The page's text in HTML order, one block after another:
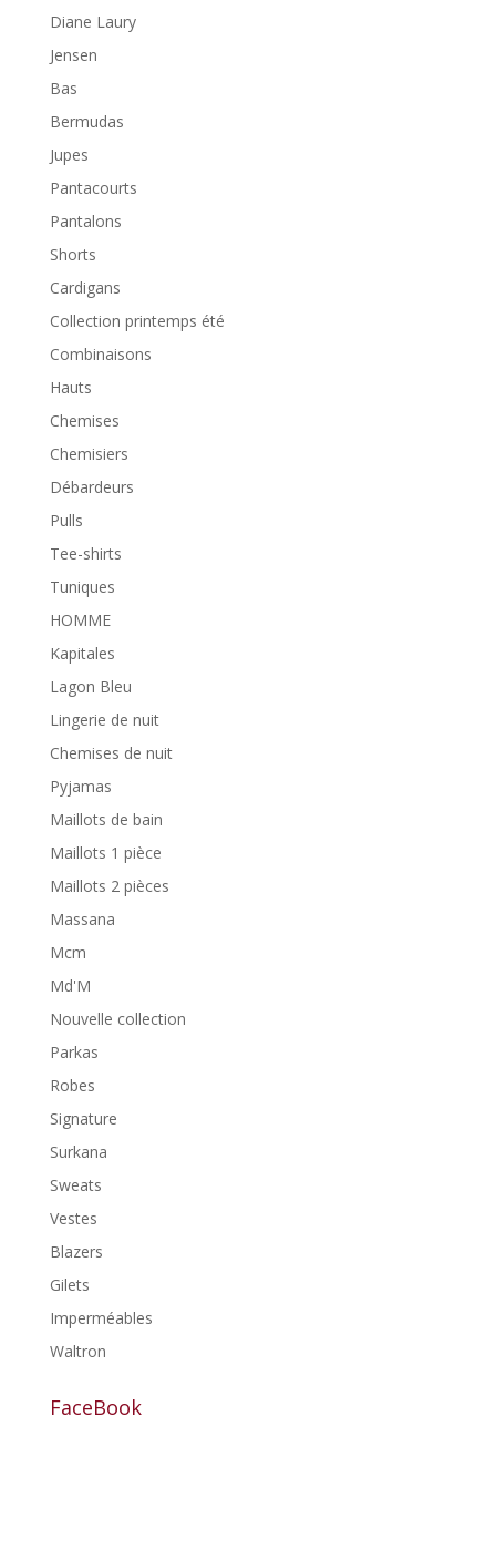
Diane Laury
Jensen
Bas
Bermudas
Jupes
Pantacourts
Pantalons
Shorts
Cardigans
Collection printemps été
Combinaisons
Hauts
Chemises
Chemisiers
Débardeurs
Pulls
Tee-shirts
Tuniques
HOMME
Kapitales
Lagon Bleu
Lingerie de nuit
Chemises de nuit
Pyjamas
Maillots de bain
Maillots 1 pièce
Maillots 2 pièces
Massana
Mcm
Md'M
Nouvelle collection
Parkas
Robes
Signature
Surkana
Sweats
Vestes
Blazers
Gilets
Imperméables
Waltron
FaceBook